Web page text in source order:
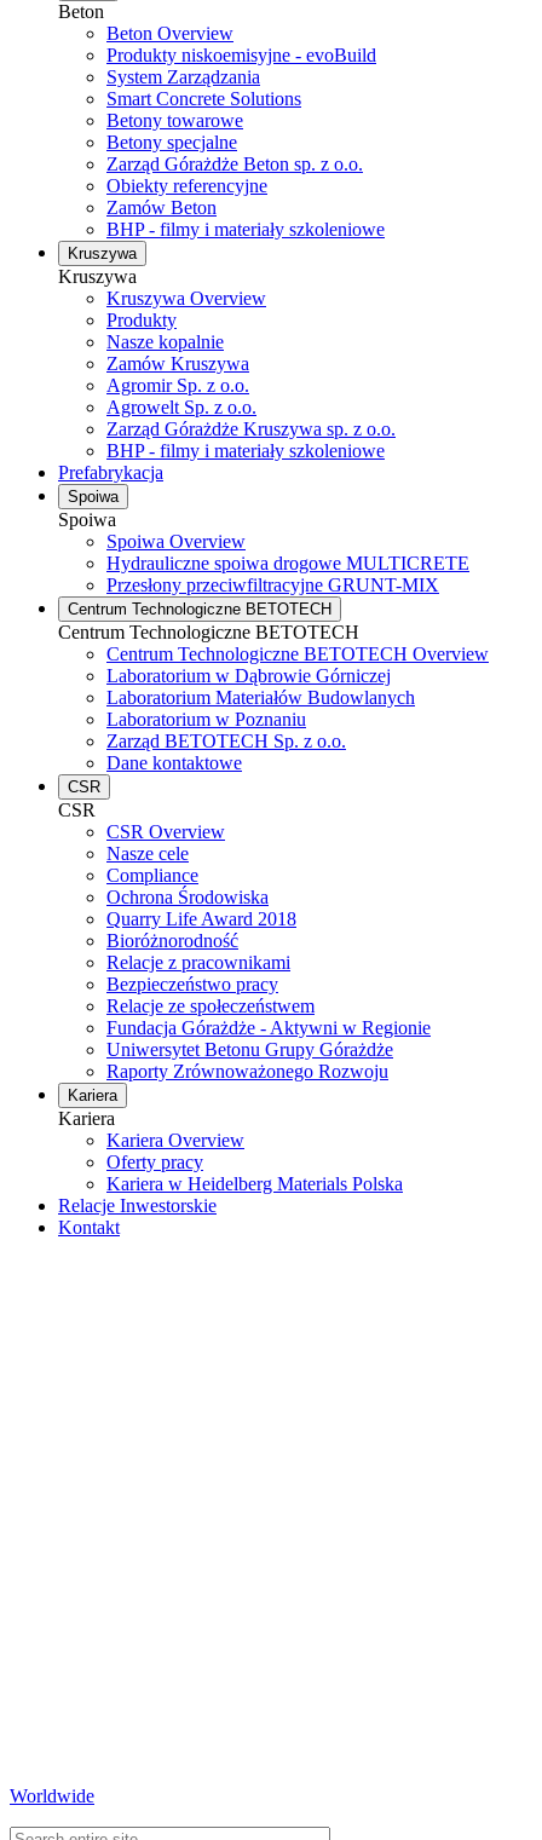
Beton
Beton Overview
Produkty niskoemisyjne - evoBuild
System Zarządzania
Smart Concrete Solutions
Betony towarowe
Betony specjalne
Zarząd Górażdże Beton sp. z o.o.
Obiekty referencyjne
Zamów Beton
BHP - filmy i materiały szkoleniowe
Kruszywa
Kruszywa
Kruszywa Overview
Produkty
Nasze kopalnie
Zamów Kruszywa
Agromir Sp. z o.o.
Agrowelt Sp. z o.o.
Zarząd Górażdże Kruszywa sp. z o.o.
BHP - filmy i materiały szkoleniowe
Prefabrykacja
Spoiwa
Spoiwa
Spoiwa Overview
Hydrauliczne spoiwa drogowe MULTICRETE
Przesłony przeciwfiltracyjne GRUNT-MIX
Centrum Technologiczne BETOTECH
Centrum Technologiczne BETOTECH
Centrum Technologiczne BETOTECH Overview
Laboratorium w Dąbrowie Górniczej
Laboratorium Materiałów Budowlanych
Laboratorium w Poznaniu
Zarząd BETOTECH Sp. z o.o.
Dane kontaktowe
CSR
CSR
CSR Overview
Nasze cele
Compliance
Ochrona Środowiska
Quarry Life Award 2018
Bioróżnorodność
Relacje z pracownikami
Bezpieczeństwo pracy
Relacje ze społeczeństwem
Fundacja Górażdże - Aktywni w Regionie
Uniwersytet Betonu Grupy Górażdże
Raporty Zrównoważonego Rozwoju
Kariera
Kariera
Kariera Overview
Oferty pracy
Kariera w Heidelberg Materials Polska
Relacje Inwestorskie
Kontakt
Worldwide